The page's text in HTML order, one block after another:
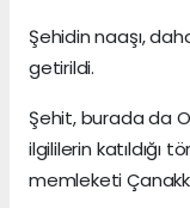
Şehidin naaşı,
getirildi.
Şehit, burada da
ilgililerin katıldığı
memleketi